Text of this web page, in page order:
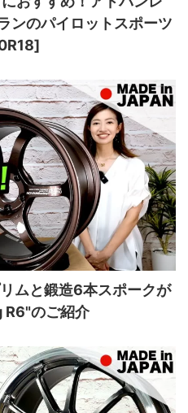
ンのパイロットスポーツ
ムと鍛造6本スポークが
R6"のご紹介